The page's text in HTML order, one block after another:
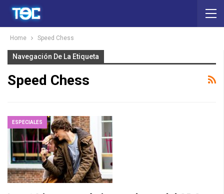
Home Speed Chess
Navegación De La Etiqueta
Speed Chess
ESPECIALES